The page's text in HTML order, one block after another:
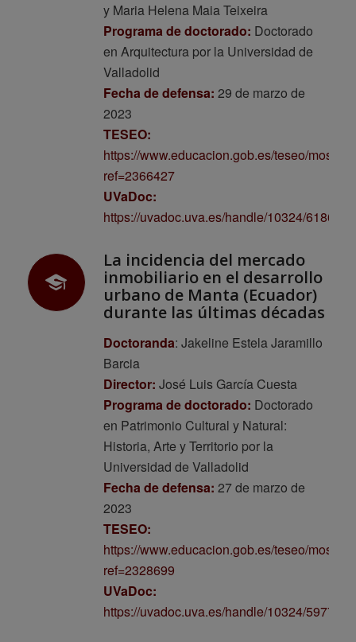
y Maria Helena Maia Teixeira
Programa de doctorado: Doctorado
en Arquitectura por la Universidad de
Valladolid
Fecha de defensa: 29 de marzo de
2023
TESEO:
https://www.educacion.gob.es/teseo/
ref=2366427
UVaDoc:
https://uvadoc.uva.es/handle/10324/61863
La incidencia del mercado
inmobiliario en el desarrollo
urbano de Manta (Ecuador)
durante las últimas décadas
Doctoranda: Jakeline Estela Jaramillo
Barcia
Director: José Luis García Cuesta
Programa de doctorado: Doctorado
en Patrimonio Cultural y Natural:
Historia, Arte y Territorio por la
Universidad de Valladolid
Fecha de defensa: 27 de marzo de
2023
TESEO:
https://www.educacion.gob.es/teseo/
ref=2328699
UVaDoc:
https://uvadoc.uva.es/handle/10324/59776